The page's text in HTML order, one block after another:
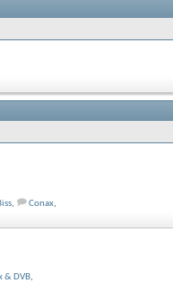
, Conax,
& DVB,